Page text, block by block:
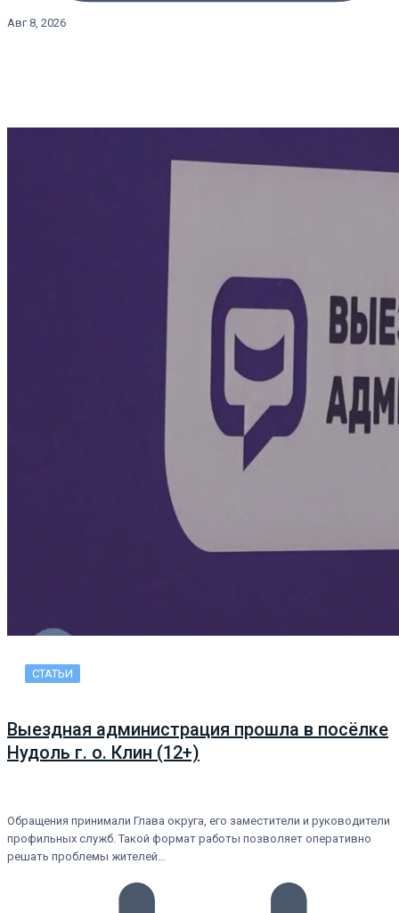
Авг 8, 2026
СТАТЬИ
Выездная администрация прошла в посёлке
Нудоль г. о. Клин (12+)
Обращения принимали Глава округа, его заместители и руководители
профильных служб. Такой формат работы позволяет оперативно
решать проблемы жителей…